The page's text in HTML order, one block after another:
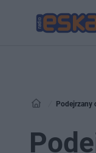
Podejrzany